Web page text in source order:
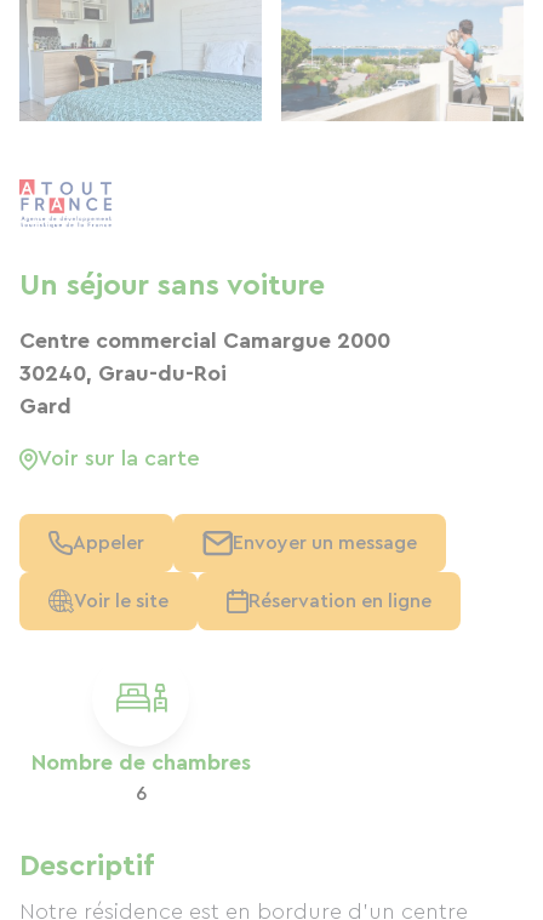
Nombre de chambres
6
Descriptif
Notre résidence est en bordure d'un centre
Un séjour sans voiture
Centre commercial Camargue 2000
30240, Grau-du-Roi
Gard
Voir sur la carte
Appeler Envoyer un message
Voir le site Réservation en ligne